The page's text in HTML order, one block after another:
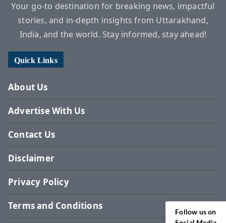
Your go-to destination for breaking news, impactful
stories, and in-depth insights from Uttarakhand,
India, and the world. Stay informed, stay ahead!
Quick Links
About Us
Advertise With Us
Contact Us
Disclaimer
Privacy Policy
Terms and Conditions
Follow us on